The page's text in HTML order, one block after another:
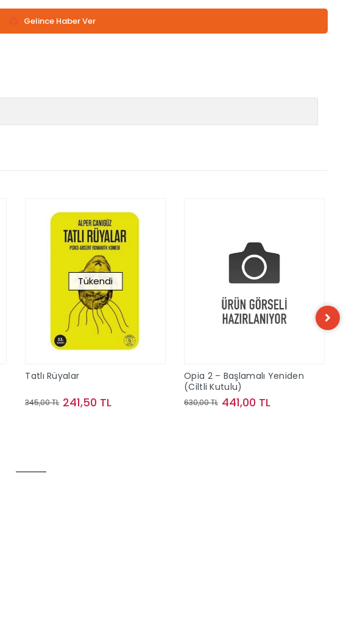
Gelince Haber Ver
Tükendi
Tatlı Rüyalar
345,00 TL 241,50 TL
Opia 2 – Başlamalı Yeniden
(Ciltli Kutulu)
630,00 TL 441,00 TL